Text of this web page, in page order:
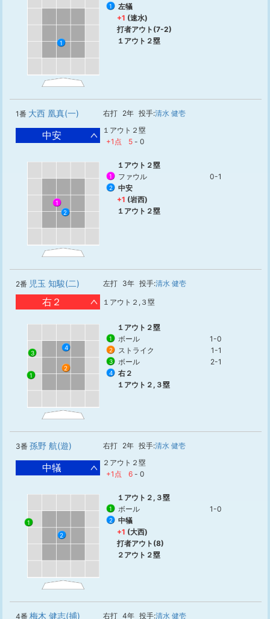
1
1
左犠
+1 (速水)
打者アウト(7-2)
１アウト２塁
1番 大西 凰真(一) 右打 2年 投手:清水 健壱
中安
１アウト２塁
+1点
5 - 0
1
2
１アウト２塁
1 ファウル 0-1
2
中安
+1 (岩西)
１アウト２塁
2番 児玉 知駿(二) 左打 3年 投手:清水 健壱
右２ １アウト２,３塁
1
2
3
4
１アウト２塁
1 ボール 1-0
2 ストライク 1-1
3 ボール 2-1
4
右２
１アウト２,３塁
3番 孫野 航(遊) 右打 2年 投手:清水 健壱
中犠
２アウト２塁
+1点
6 - 0
1
2
１アウト２,３塁
1 ボール 1-0
2
中犠
+1 (大西)
打者アウト(8)
２アウト２塁
4番 梅木 健志(捕) 右打 4年 投手:清水 健壱